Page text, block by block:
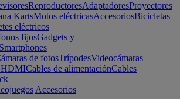
ReproductoresAdaptadoresProyectores
KartsMotos eléctricasAccesoriosBicicletas
eléctricos
fijosGadgets y
Smartphones
de fotosTrípodesVideocámaras
HDMICables de alimentaciónCables
Accesorios